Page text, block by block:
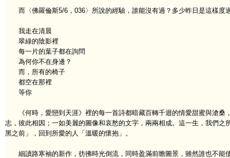
而〈佛羅倫斯5/6，036〉所說的經驗，誰能沒有過？多少昨日是這樣度
我走在清晨
翠綠的陰影裡
每一片的葉子都在詢問
為何你不在身邊？
而，所有的椅子
都空在那裡
等你
《何時，愛戀到天涯》裡的每一首詩都暗藏百轉千迴的情愛甜蜜與滄桑
志，彼此相因；一如美麗的圖像和哀愁的文字，兩兩相成。這一生，我們之
黑之前」，回到所愛的人「溫暖的懷抱」。
細讀路寒袖的新作，彷彿時光倒流，同時盈滿前瞻圖景，雖然誰也不能